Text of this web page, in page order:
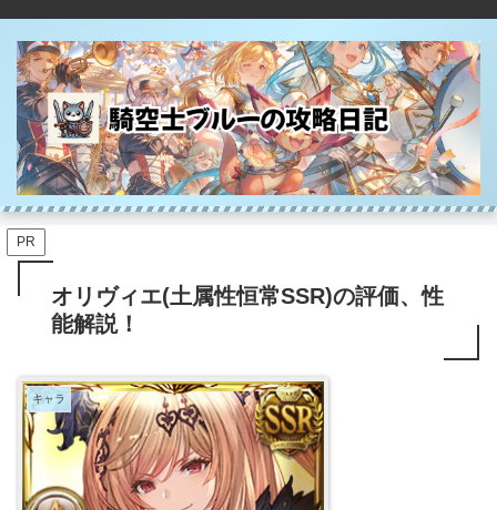
PR
オリヴィエ(土属性恒常SSR)の評価、性
能解説！
キャラ